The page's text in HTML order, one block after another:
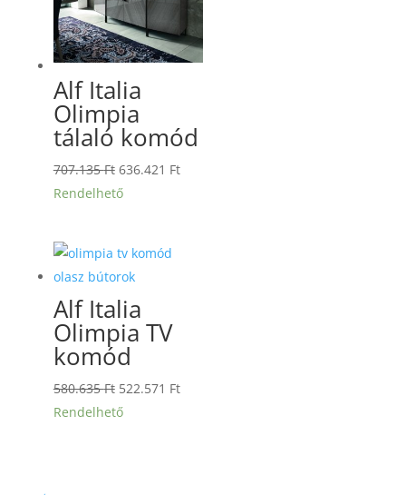
Alf Italia
Olimpia
tálaló komód
707.135Ft Original
price
636.421 FtCurrent
Rendelhető
Alf Italia
Olimpia TV
komód
580.635Ft Original
price
522.571 FtCurrent
Rendelhető